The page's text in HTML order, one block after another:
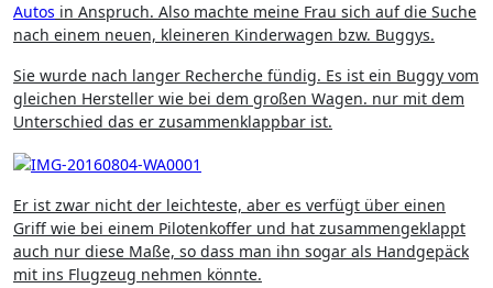
Autos in Anspruch. Also machte meine Frau sich auf die Suche
nach einem neuen, kleineren Kinderwagen bzw. Buggys.
Sie wurde nach langer Recherche fündig. Es ist ein Buggy vom
gleichen Hersteller wie bei dem großen Wagen. nur mit dem
Unterschied das er zusammenklappbar ist.
Er ist zwar nicht der leichteste, aber es verfügt über einen
Griff wie bei einem Pilotenkoffer und hat zusammengeklappt
auch nur diese Maße, so dass man ihn sogar als Handgepäck
mit ins Flugzeug nehmen könnte.